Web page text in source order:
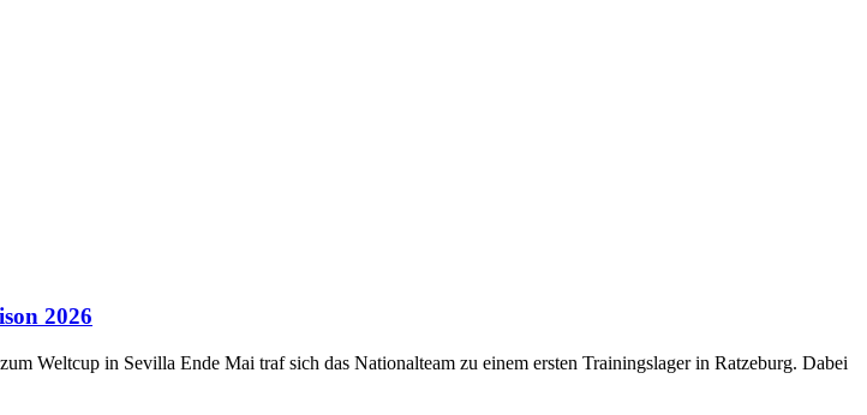
2026
Weltcup in Sevilla Ende Mai traf sich das Nationalteam zu einem ersten Trainingslager in Ratzeburg. Dabei